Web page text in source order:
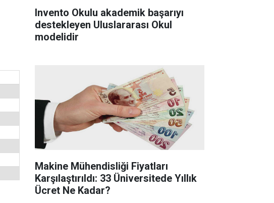
Invento Okulu akademik başarıyı
destekleyen Uluslararası Okul
modelidir
Makine Mühendisliği Fiyatları
Karşılaştırıldı: 33 Üniversitede Yıllık
Ücret Ne Kadar?